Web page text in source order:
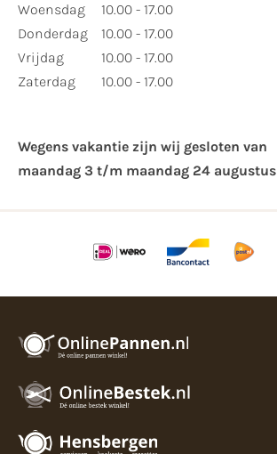
Woensdag
Donderdag
Vrijdag
Zaterdag
10.00 - 17.00
10.00 - 17.00
10.00 - 17.00
10.00 - 17.00
Wegens vakantie zijn wij gesloten van ​
maandag 3 t/m maandag 24 augustus